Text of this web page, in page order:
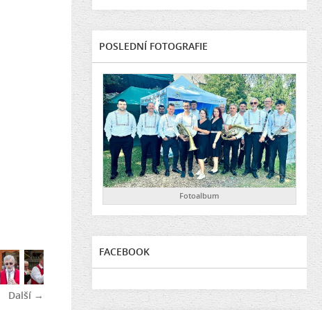
Další →
POSLEDNÍ FOTOGRAFIE
Fotoalbum
FACEBOOK